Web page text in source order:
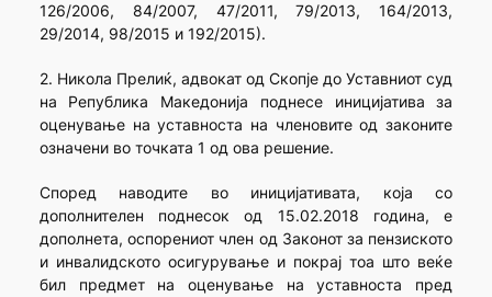
126/2006, 84/2007, 47/2011, 79/2013, 164/2013,
29/2014, 98/2015 и 192/2015).
2. Никола Прелиќ, адвокат од Скопје до Уставниот суд
на Република Македонија поднесе иницијатива за
оценување на уставноста на членовите од законите
означени во точката 1 од ова решение.
Според наводите во иницијативата, која со
дополнителен поднесок од 15.02.2018 година, е
дополнета, оспорениот член од Законот за пензиското
и инвалидското осигурување и покрај тоа што веќе
бил предмет на оценување на уставноста пред